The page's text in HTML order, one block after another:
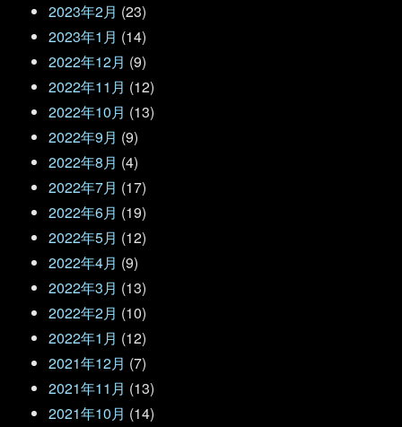
2023年2月 (23)
2023年1月 (14)
2022年12月 (9)
2022年11月 (12)
2022年10月 (13)
2022年9月 (9)
2022年8月 (4)
2022年7月 (17)
2022年6月 (19)
2022年5月 (12)
2022年4月 (9)
2022年3月 (13)
2022年2月 (10)
2022年1月 (12)
2021年12月 (7)
2021年11月 (13)
2021年10月 (14)